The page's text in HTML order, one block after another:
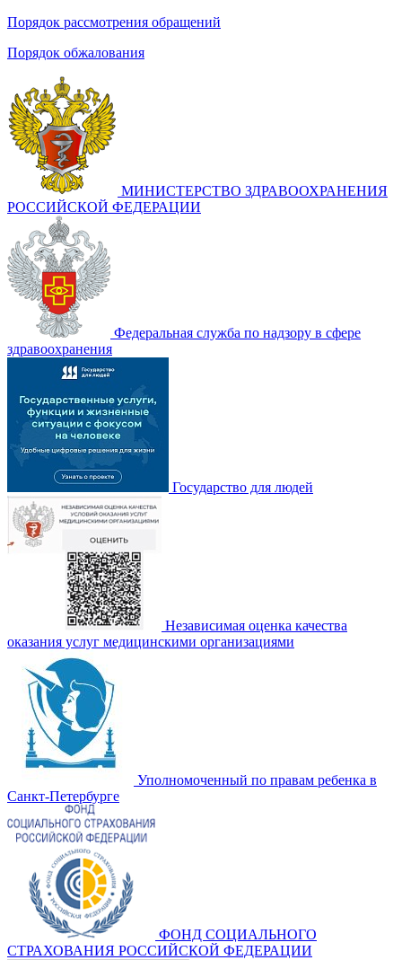
Порядок рассмотрения обращений
Порядок обжалования
МИНИСТЕРСТВО ЗДРАВООХРАНЕНИЯ
РОССИЙСКОЙ ФЕДЕРАЦИИ
Федеральная служба по надзору в сфере
здравоохранения
Государство для людей
Независимая оценка качества
оказания услуг медицинскими организациями
Уполномоченный по правам ребенка в
Санкт-Петербурге
ФОНД СОЦИАЛЬНОГО
СТРАХОВАНИЯ РОССИЙСКОЙ ФЕДЕРАЦИИ